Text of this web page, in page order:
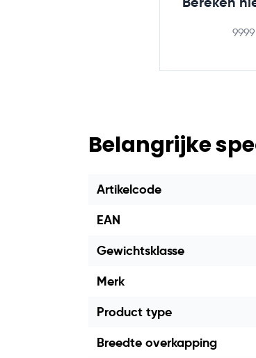
Belangrijke
Artikelcode
EAN
Gewichtsklasse
Merk
Product type
Breedte overkapping